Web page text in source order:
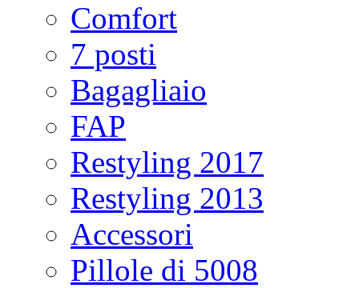
Comfort
7 posti
Bagagliaio
FAP
Restyling 2017
Restyling 2013
Accessori
Pillole di 5008